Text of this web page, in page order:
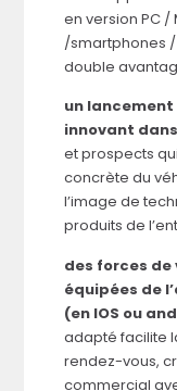
en version PC
/smartphones /
double
un
innovant
et prospects
concrète du
l’image de
produits de
des forces
équipées de
(en IOS ou
adapté facilite
rendez-vous,
commercial